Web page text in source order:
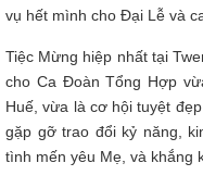
vụ hết mình cho Đại Lễ và
Tiệc Mừng hiệp nhất tại
cho Ca Đoàn Tổng Hợp
Huế, vừa là cơ hội tuyệt
gặp gỡ trao đổi kỷ năng,
tình mến yêu Mẹ, và khắng